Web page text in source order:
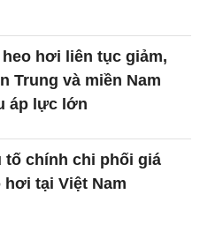
heo hơi liên tục giảm,
Trung và miền Nam
áp lực lớn
tố chính chi phối giá
hơi tại Việt Nam